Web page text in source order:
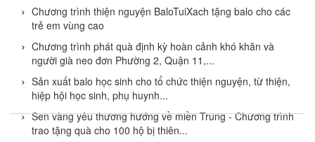
Chương trình thiện nguyện BaloTuiXach tặng balo cho các
trẻ em vùng cao
Chương trình phát quà định kỳ hoàn cảnh khó khăn và
người già neo đơn Phường 2, Quận 11,...
Sản xuất balo học sinh cho tổ chức thiện nguyện, từ thiện,
hiệp hội học sinh, phụ huynh...
Sen vàng yêu thương hướng về miền Trung - Chương trình
trao tặng quà cho 100 hộ bị thiên...